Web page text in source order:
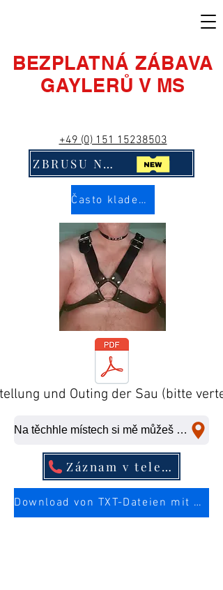
BEZPLATNÁ ZÁBAVA
GAYLERŮ V MS
+49 (0) 151 15238503
ZBRUSU NOVÉ! Klikni na mě!!
Často kladené otázky
und Outing der Sau (bitte
Na těchhle místech si mě můžeš ošukat na rychlo.
Záznam v telefonním seznamu
Download von TXT-Dateien mit mehr Infos über die Sau